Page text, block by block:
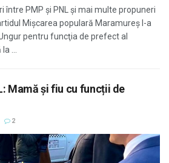
între PMP şi PNL şi mai multe propuneri
Mişcarea populară Maramureş l-a
pentru funcţia de prefect al
...
Mamă și fiu cu funcții de
2